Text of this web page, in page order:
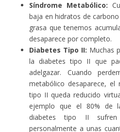
Síndrome Metabólico:
baja en hidratos de
grasa que tenemos
desaparece por completo.
Diabetes Tipo II: Muchas
la diabetes tipo II que
adelgazar. Cuando
metabólico desaparece, el
tipo II queda reducido
ejemplo que el 80% de
diabetes tipo II sufren
personalmente a unas